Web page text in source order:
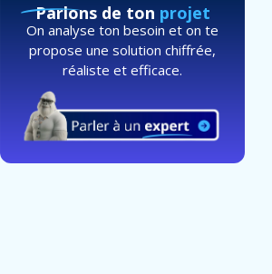
Parlons de ton projet
On analyse ton besoin et on te
propose une solution chiffrée,
réaliste et efficace.